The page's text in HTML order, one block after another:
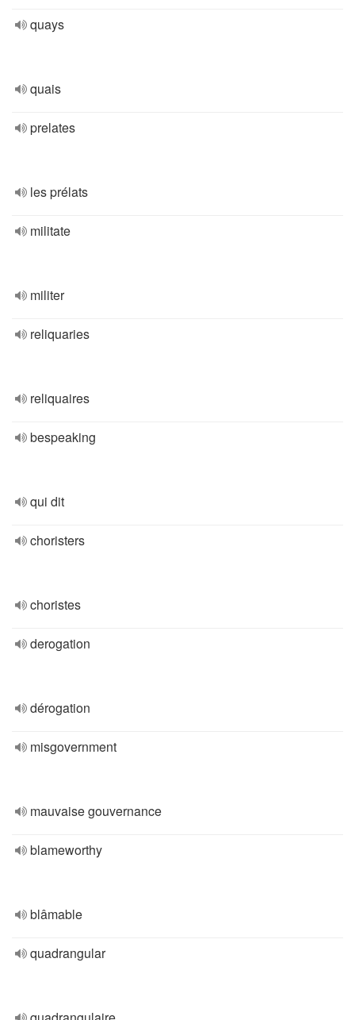
quays
quais
prelates
les prélats
militate
militer
reliquaries
reliquaires
bespeaking
qui dit
choristers
choristes
derogation
dérogation
misgovernment
mauvaise gouvernance
blameworthy
blâmable
quadrangular